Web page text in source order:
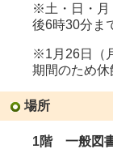
※土・日・月
後6時30分ま
※1月26日（
期間のため休
場所
1階 一般図